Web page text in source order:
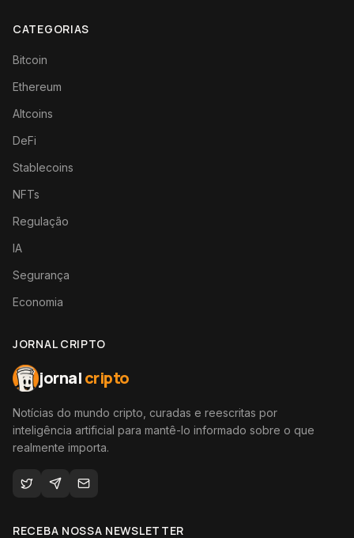
CATEGORIAS
Bitcoin
Ethereum
Altcoins
DeFi
Stablecoins
NFTs
Regulação
IA
Segurança
Economia
JORNAL CRIPTO
jornalcripto
Notícias do mundo cripto, curadas e reescritas por
inteligência artificial para mantê-lo informado sobre o que
realmente importa.
RECEBA NOSSA NEWSLETTER